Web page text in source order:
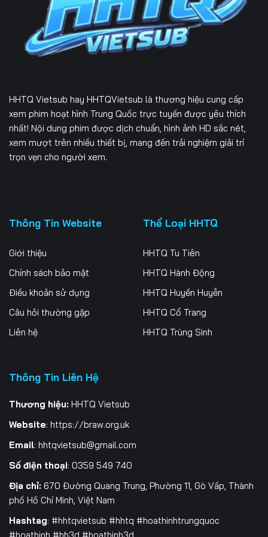
HHTQ Vietsub hay HHTQVietsub là thương hiệu cung cấp
xem phim hoạt hình Trung Quốc trực tuyến được yêu thích
nhất! Nội dung phim được dịch chuẩn, hình ảnh HD sắc nét,
xem mượt trên nhiều thiết bị, mang đến trải nghiệm giải trí
trọn vẹn cho người xem.
Thông Tin Website
Giới thiệu
Chính sách bảo mật
Điều khoản sử dụng
Câu hỏi thường gặp
Liên hệ
Thể Loại HHTQ
HHTQ Tu Tiên
HHTQ Hành Động
HHTQ Huyền Huyễn
HHTQ Cổ Trang
HHTQ Trùng Sinh
Thông Tin Liên Hệ
Thương hiệu: HHTQ Vietsub
Website: https://braw.org.uk
Email: hhtqvietsub@gmail.com
Số điện thoại: 0359 549 740
Địa chỉ: 670 Đường Quang Trung, Phường 11, Gò Vấp, Thành
phố Hồ Chí Minh, Việt Nam
Hashtag: #hhtqvietsub #hhtq #hoathinhtrungquoc